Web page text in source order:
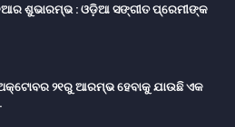
ଶୁଭାରମ୍ଭ : ଓଡ଼ିଆ ସଙ୍ଗୀତ ପ୍ରେମୀଙ୍କ
ଅକ୍ଟୋବର ୨୧ରୁ ଆରମ୍ଭ ହେବାକୁ ଯାଉଛି ଏକ